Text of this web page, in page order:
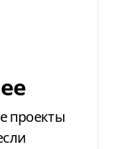
проекты